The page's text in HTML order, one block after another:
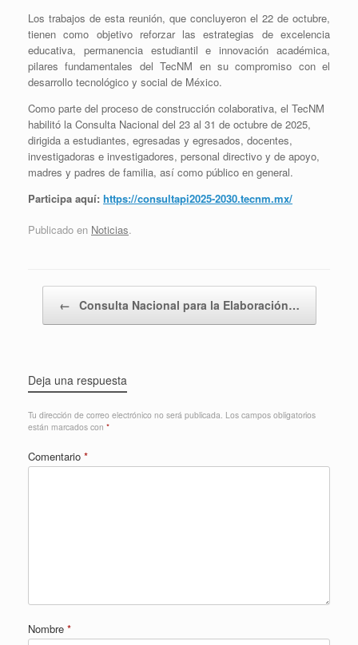
Los trabajos de esta reunión, que concluyeron el 22 de octubre,
tienen como objetivo reforzar las estrategias de excelencia
educativa, permanencia estudiantil e innovación académica,
pilares fundamentales del TecNM en su compromiso con el
desarrollo tecnológico y social de México.
Como parte del proceso de construcción colaborativa, el TecNM
habilitó la Consulta Nacional del 23 al 31 de octubre de 2025,
dirigida a estudiantes, egresadas y egresados, docentes,
investigadoras e investigadores, personal directivo y de apoyo,
madres y padres de familia, así como público en general.
Participa aquí: https://consultapi2025-2030.tecnm.mx/
Publicado en Noticias.
Navegador de artículos
← Consulta Nacional para la Elaboración…
Deja una respuesta
Tu dirección de correo electrónico no será publicada. Los campos obligatorios
están marcados con *
Comentario *
Nombre *